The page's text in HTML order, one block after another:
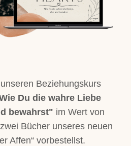
Beziehungskurs
Du die wahre Liebe
bewahrst" im Wert von
Bücher unseres neuen
Affen“ vorbestellst.